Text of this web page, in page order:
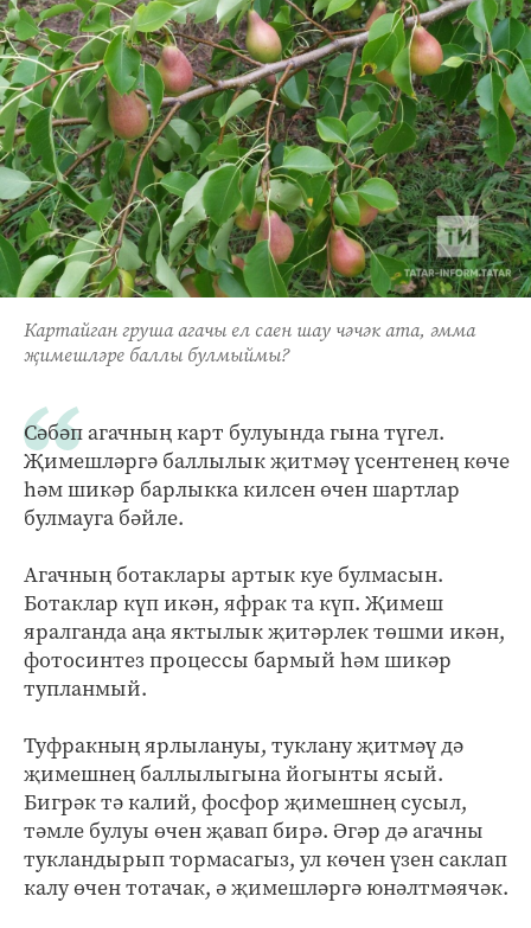
Картайган груша агачы ел саен шау чәчәк ата, әмма
җимешләре баллы булмыймы?
Сәбәп агачның карт булуында гына түгел.
Җимешләргә баллылык җитмәү үсентенең көче
һәм шикәр барлыкка килсен өчен шартлар
булмауга бәйле.
Агачның ботаклары артык куе булмасын.
Ботаклар күп икән, яфрак та күп. Җимеш
яралганда аңа яктылык җитәрлек төшми икән,
фотосинтез процессы бармый һәм шикәр
тупланмый.
Туфракның ярлылануы, туклану җитмәү дә
җимешнең баллылыгына йогынты ясый.
Бигрәк тә калий, фосфор җимешнең сусыл,
тәмле булуы өчен җавап бирә. Әгәр дә агачны
тукландырып тормасагыз, ул көчен үзен саклап
калу өчен тотачак, ә җимешләргә юнәлтмәячәк.